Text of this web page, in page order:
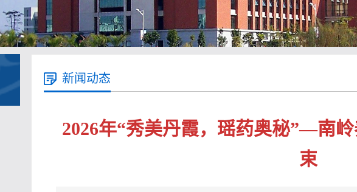
新闻动态
2026年“秀美丹霞，瑶药奥秘”—南
束